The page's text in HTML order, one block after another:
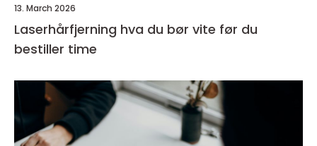
13. March 2026
Laserhårfjerning hva du bør vite før du
bestiller time